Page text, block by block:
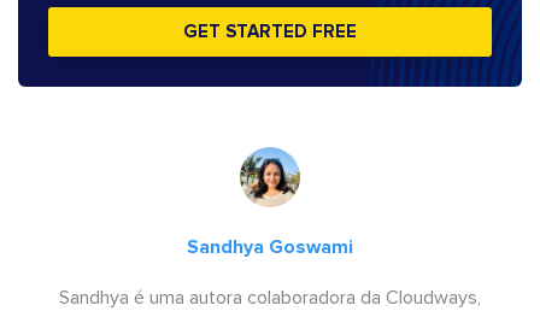
GET STARTED FREE
Sandhya Goswami
Sandhya é uma autora colaboradora da Cloudways,